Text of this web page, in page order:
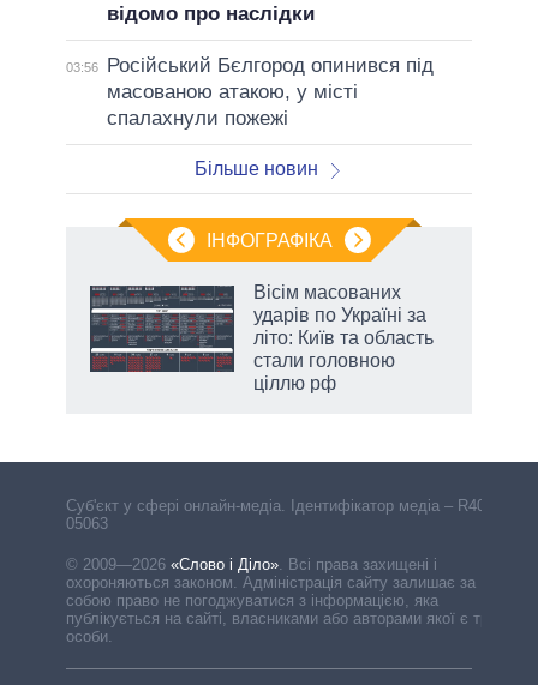
відомо про наслідки
03:56
Російський Бєлгород опинився під
масованою атакою, у місті
спалахнули пожежі
Більше новин
ІНФОГРАФІКА
Вісім масованих
ударів по Україні за
літо: Київ та область
стали головною
ціллю рф
Cуб'єкт у сфері онлайн-медіа. Ідентифікатор медіа – R40-
05063
© 2009—2026 «Слово і Діло» Всі права захищені і
охороняються законом. Адміністрація сайту залишає за
собою право не погоджуватися з інформацією, яка
публікується на сайті, власниками або авторами якої є треті
особи.